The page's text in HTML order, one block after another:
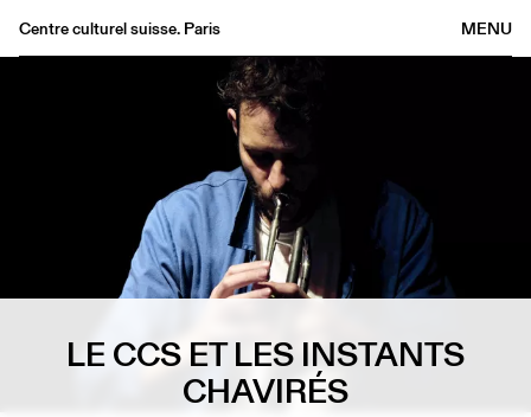
MENU
Centre culturel suisse. Paris
About
ENLE CCS ET LES INSTANTS
CHAVIRÉS